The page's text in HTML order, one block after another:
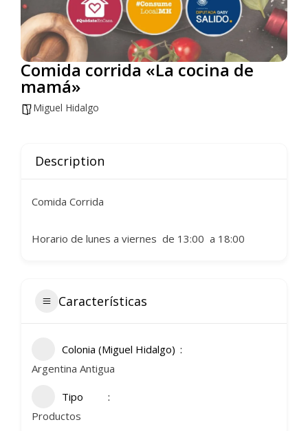
Comida corrida «La cocina de
mamá»
Miguel Hidalgo
Description
Comida Corrida
Horario de lunes a viernes de 13:00 a 18:00
Características
Colonia (Miguel Hidalgo)
Argentina Antigua
Tipo
Productos